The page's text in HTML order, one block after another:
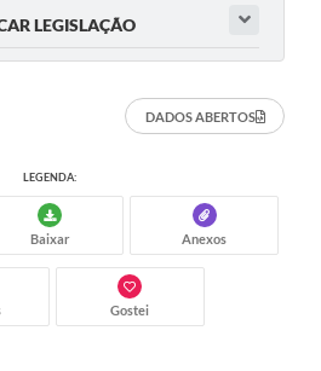
LEGISLAÇÃO
DADOS ABERTOS
LEGENDA:
Baixar Anexos
Gostei